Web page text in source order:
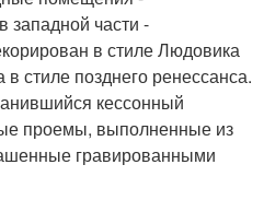
части -
в стиле Людовика
стиле позднего ренессанса.
кессонный
проемы, выполненные из
гравированными